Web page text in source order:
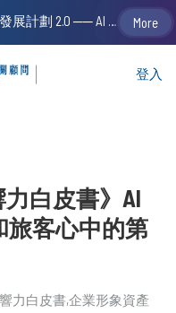
登入
力白皮書》AI
旅客心中的第
響力白皮書 企業形象資產
【VM 布爾喬亞招募中】新聲代發展計劃 2.0 ── AI PR 人才加速養成計劃（歡迎「應屆畢業生」、「一年以下相關 / 三年以下非相關經驗工作者」申請加入） More